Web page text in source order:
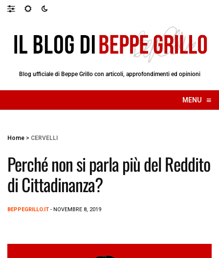
Blog ufficiale di Beppe Grillo con articoli, approfondimenti ed opinioni
MENU ≡
☰
Home > CERVELLI
Perché non si parla più del Reddito
di Cittadinanza?
BEPPEGRILLO.IT - NOVEMBRE 8, 2019